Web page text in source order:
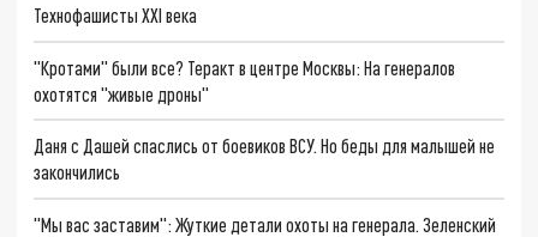
Технофашисты XXI века
"Кротами" были все? Теракт в центре Москвы: На генералов
охотятся "живые дроны"
Даня с Дашей спаслись от боевиков ВСУ. Но беды для малышей не
закончились
"Мы вас заставим": Жуткие детали охоты на генерала. Зеленский